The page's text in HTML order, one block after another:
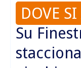
DOVE
Su